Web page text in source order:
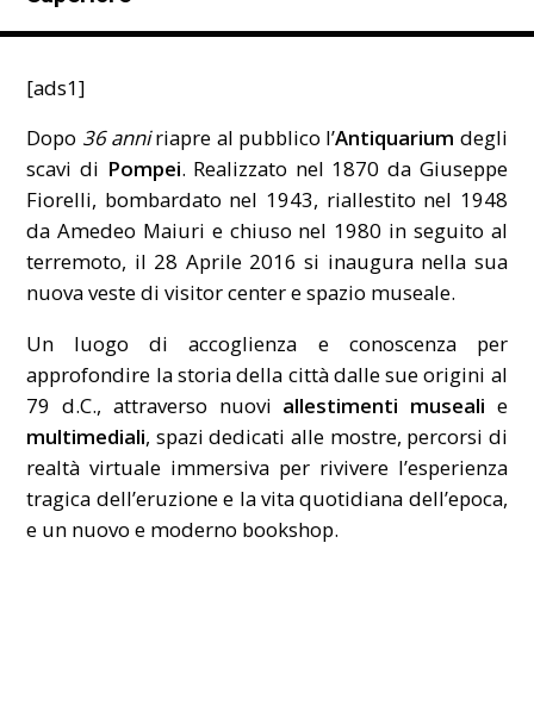
[ads1]
Dopo 36 anniriapre al pubblico l’Antiquarium degli
scavi di Pompei. Realizzato nel 1870 da Giuseppe
Fiorelli, bombardato nel 1943, riallestito nel 1948
da Amedeo Maiuri e chiuso nel 1980 in seguito al
terremoto, il 28 Aprile 2016 si inaugura nella sua
nuova veste di visitor center e spazio museale.
Un luogo di accoglienza e conoscenza per
approfondire la storia della città dalle sue origini al
79 d.C., attraverso nuovi allestimenti museali e
multimediali, spazi dedicati alle mostre, percorsi di
realtà virtuale immersiva per rivivere l’esperienza
tragica dell’eruzione e la vita quotidiana dell’epoca,
e un nuovo e moderno bookshop.